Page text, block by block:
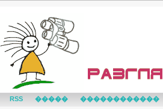
RSS ����� ������������